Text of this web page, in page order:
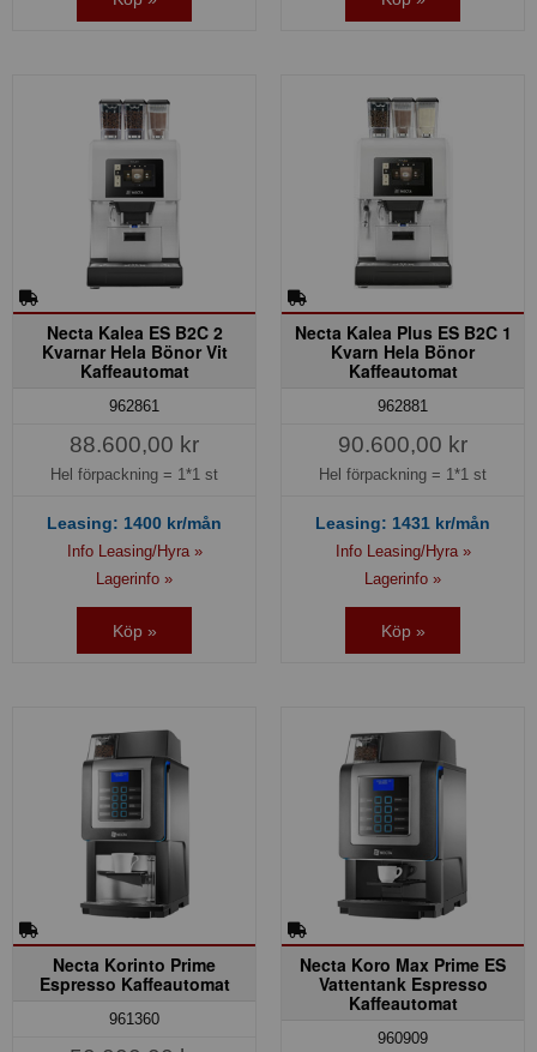
Necta Kalea ES B2C 2
Kvarnar Hela Bönor Vit
Kaffeautomat
962861
88.600,00 kr
Hel förpackning = 1*1 st
Leasing: 1400 kr/mån
Info Leasing/Hyra »
Lagerinfo »
Köp »
Necta Kalea Plus ES B2C 1
Kvarn Hela Bönor
Kaffeautomat
962881
90.600,00 kr
Hel förpackning = 1*1 st
Leasing: 1431 kr/mån
Info Leasing/Hyra »
Lagerinfo »
Köp »
Necta Korinto Prime
Espresso Kaffeautomat
961360
Necta Koro Max Prime ES
Vattentank Espresso
Kaffeautomat
960909